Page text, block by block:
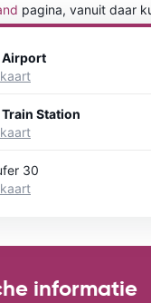
pagina, vanuit daar
in Duitsland u een auto
Airport
Station
30
informatie